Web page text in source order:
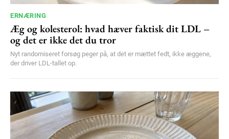
ERNÆRING
Æg og kolesterol: hvad hæver faktisk dit LDL –
og det er ikke det du tror
Nyt randomiseret forsøg peger på, at det er mættet fedt, ikke æggene,
der driver LDL-tallet op.